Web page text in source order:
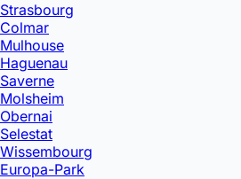
Strasbourg
Colmar
Mulhouse
Haguenau
Saverne
Molsheim
Obernai
Selestat
Wissembourg
Europa-Park